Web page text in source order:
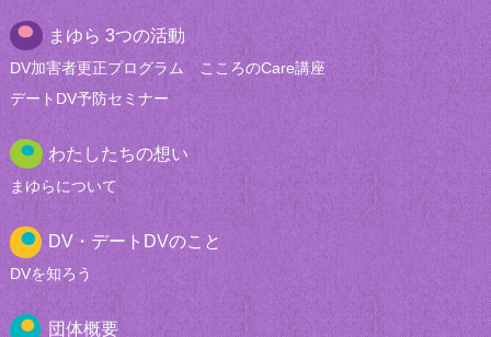
まゆら 3つの活動
DV加害者更正プログラム
こころのCare講座
デートDV予防セミナー
わたしたちの想い
まゆらについて
DV・デートDVのこと
DVを知ろう
団体概要